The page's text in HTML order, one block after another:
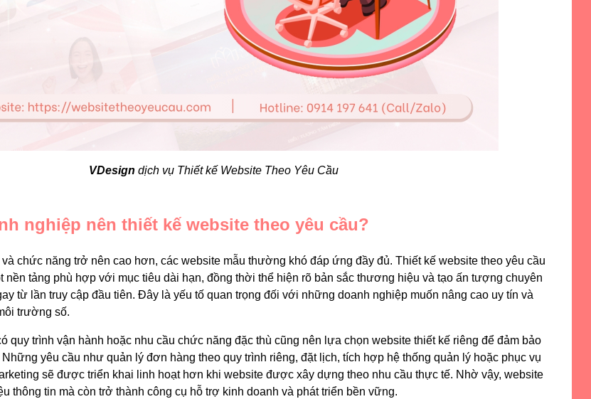
VDesign dịch vụ Thiết kế Website Theo Yêu Cầu
nghiệp nên thiết kế website theo yêu cầu?
chức năng trở nên cao hơn, các website mẫu thường khó đáp ứng đầy đủ. Thiết kế website theo yêu cầu
nền tảng phù hợp với mục tiêu dài hạn, đồng thời thể hiện rõ bản sắc thương hiệu và tạo ấn tượng chuyên
từ lần truy cập đầu tiên. Đây là yếu tố quan trọng đối với những doanh nghiệp muốn nâng cao uy tín và
trường số.
quy trình vận hành hoặc nhu cầu chức năng đặc thù cũng nên lựa chọn website thiết kế riêng để đảm bảo
yêu cầu như quản lý đơn hàng theo quy trình riêng, đặt lịch, tích hợp hệ thống quản lý hoặc phục vụ
sẽ được triển khai linh hoạt hơn khi website được xây dựng theo nhu cầu thực tế. Nhờ vậy, website
thông tin mà còn trở thành công cụ hỗ trợ kinh doanh và phát triển bền vững.